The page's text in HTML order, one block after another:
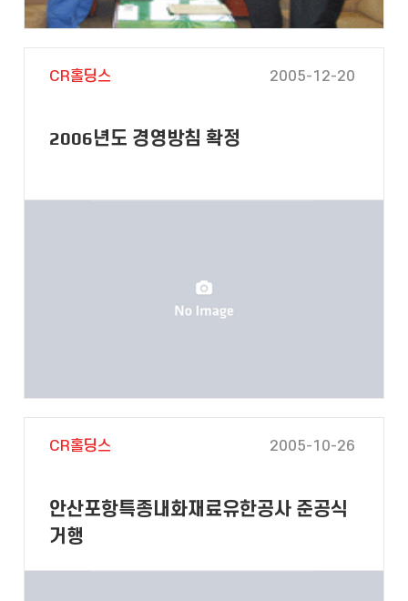
CR홀딩스 2005-12-20
2006년도 경영방침 확정
CR홀딩스 2005-10-26
안산포항특종내화재료유한공사 준공식
거행